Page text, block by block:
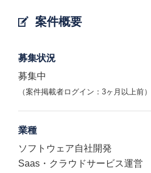
案件概要
募集状況
募集中
（案件掲載者ログイン：3ヶ月以上前）
業種
ソフトウェア自社開発
Saas・クラウドサービス運営